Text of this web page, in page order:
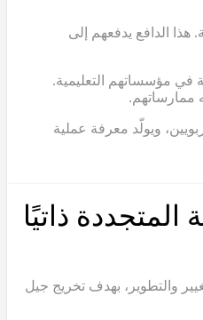
الدافع يدفعهم إلى
في مؤسساتهم التعليمية.
ممارساتهم.
ويولّد معرفة عملية
المتجددة ذاتيًا
والتطوير، بهدف تخريج جيل